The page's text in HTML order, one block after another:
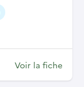
Voir la fiche